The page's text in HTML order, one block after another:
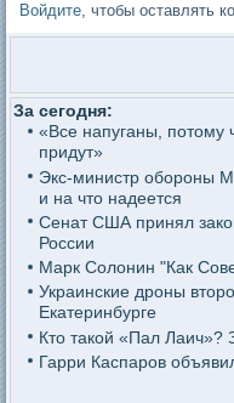
Войдите, чтобы оставлять
За сегодня:
«Все напуганы, потому
придут»
Экс-министр обороны
и на что надеется
Сенат США принял
России
Марк Солонин "Как
Украинские дроны
Екатеринбурге
Кто такой «Пал Лаич»?
Гарри Каспаров